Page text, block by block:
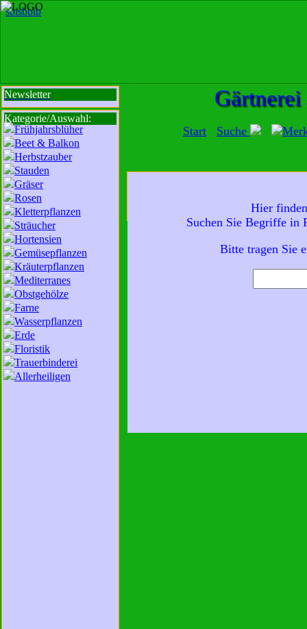
sbisbbib
Start Suche
Gärtnerei
Newsletter
Kategorie/Auswahl:
Frühjahrsblüher
Beet & Balkon
Herbstzauber
Stauden
Gräser
Rosen
Kletterpflanzen
Sträucher
Hortensien
Gemüsepflanzen
Kräuterpflanzen
Mediterranes
Obstgehölze
Farne
Wasserpflanzen
Erde
Floristik
Trauerbinderei
Allerheiligen
Wir sind für Sie da:
8 - 18 Uhr
Hier
Suchen Sie Begriffe in
Bitte tragen Sie
zur